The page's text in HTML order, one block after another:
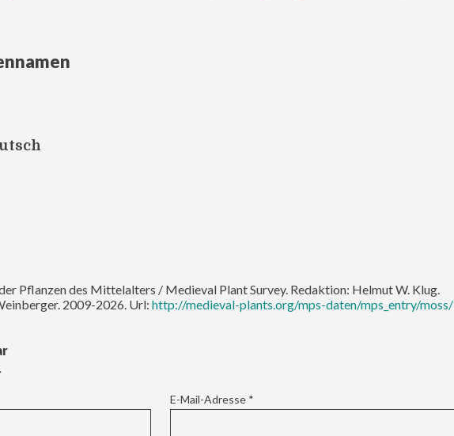
Pflanzen des Mittelalters / Medieval Plant Survey. Redaktion: Helmut W. Klug.
2009-2026. Url: http://medieval-plants.org/mps-daten/mps_entry/moss/
E-Mail-Adresse *